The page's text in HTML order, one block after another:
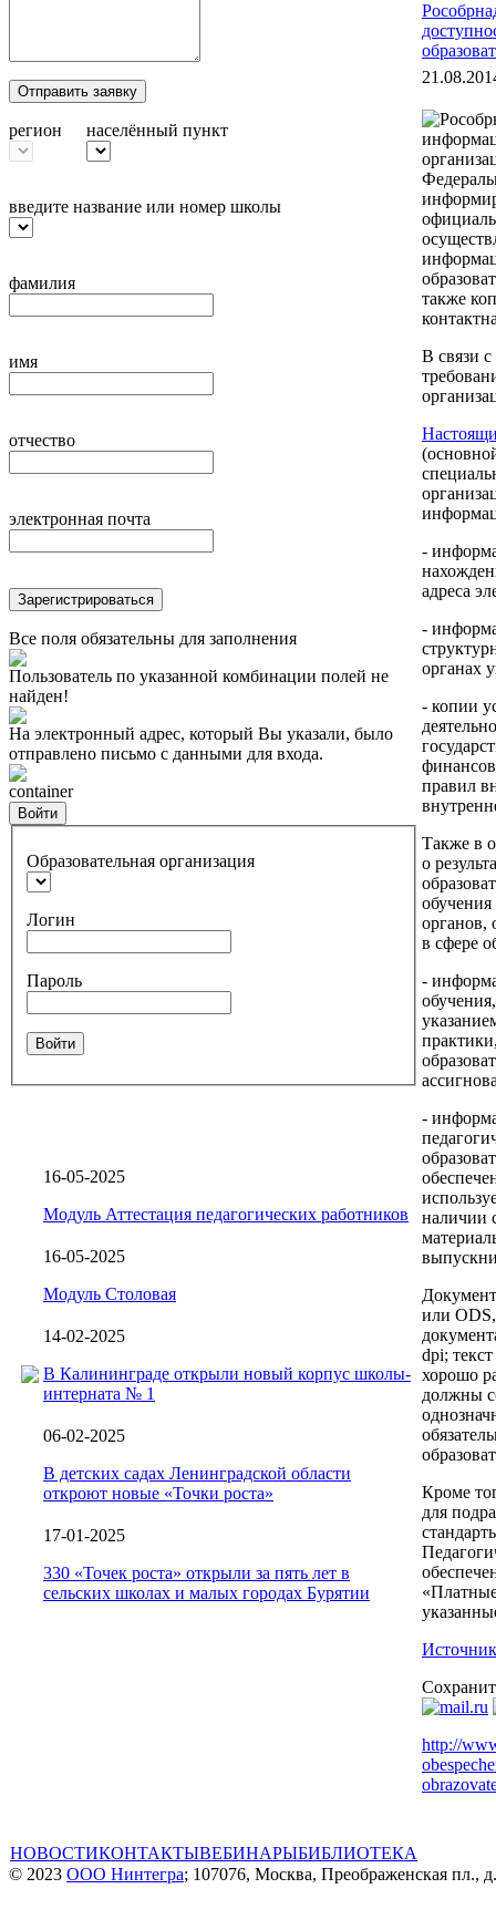
Отправить заявку
регион населённый пункт
введите название или номер школы
фамилия
имя
отчество
электронная почта
Зарегистрироваться
Все поля обязательны для заполнения
Пользователь по указанной комбинации полей не
найден!
На электронный адрес, который Вы указали, было
отправлено письмо с данными для входа.
container
Войти
Образовательная организация
Логин
Пароль
Войти
16-05-2025
Модуль Аттестация педагогических работников
16-05-2025
Модуль Столовая
14-02-2025
В Калининграде открыли новый корпус школы-
интерната № 1
06-02-2025
В детских садах Ленинградской области
откроют новые «Точки роста»
17-01-2025
330 «Точек роста» открыли за пять лет в
сельских школах и малых городах Бурятии
также
В связи
-
адреса
-
органах
- копии
правил
Также в
о
органов,
в сфере
-
-
наличии
или
dpi;
хорошо
должны
Кроме
для
http://
НОВОСТИКОНТАКТЫВЕБИНАРЫБИБЛИОТЕКА
© 2023 ООО Нинтегра; 107076, Москва, Преображенская пл.,